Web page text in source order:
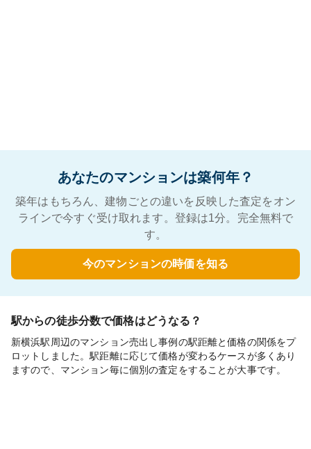
あなたのマンションは築何年？
築年はもちろん、建物ごとの違いを反映した査定をオン
ラインで今すぐ受け取れます。登録は1分。完全無料で
す。
今のマンションの時価を知る
駅からの徒歩分数で価格はどうなる？
新横浜駅周辺のマンション売出し事例の駅距離と価格の関係をプ
ロットしました。駅距離に応じて価格が変わるケースが多くあり
ますので、マンション毎に個別の査定をすることが大事です。